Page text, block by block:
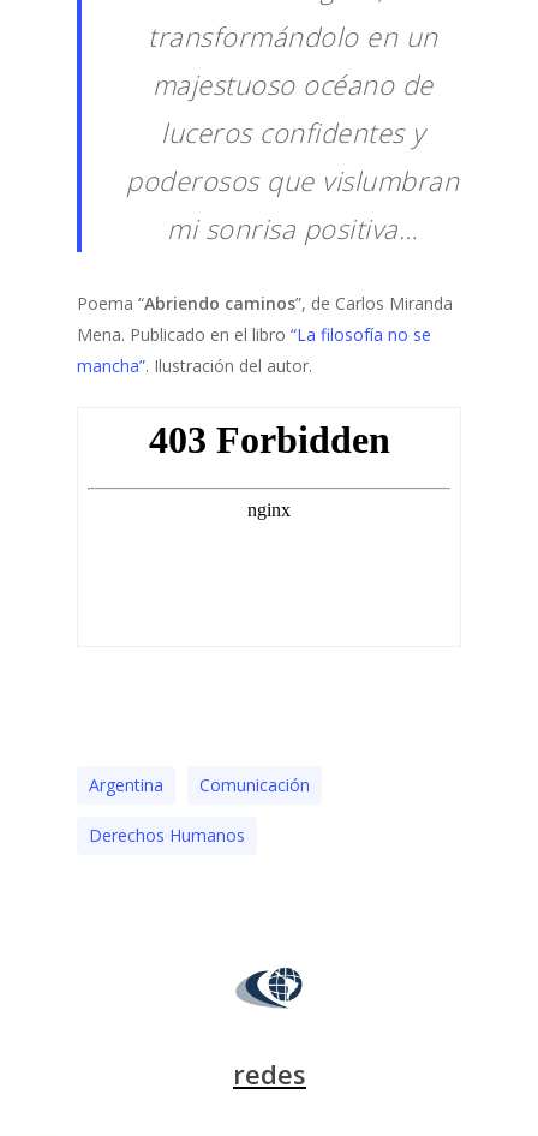
transformándolo en un
majestuoso océano de
luceros confidentes y
poderosos que vislumbran
mi sonrisa positiva…
Poema “Abriendo caminos”, de Carlos Miranda
Mena. Publicado en el libro “La filosofía no se
mancha”. Ilustración del autor.
Argentina Comunicación
Derechos Humanos
redes